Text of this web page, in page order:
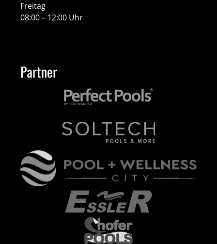
Freitag
08:00 – 12:00 Uhr
Partner